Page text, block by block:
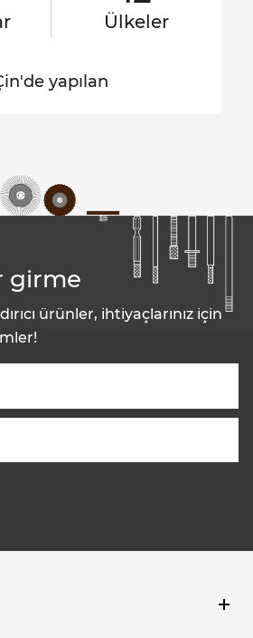
Ülkeler
yapılan
girme
ürünler, ihtiyaçlarınız için